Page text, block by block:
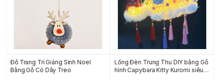
Đồ Trang Trí Giáng Sinh Noel
Bằng Gỗ Có Dây Treo
Lồng Đèn Trung Thu DIY bằng Gỗ
hình Capybara Kitty Kuromi siêu